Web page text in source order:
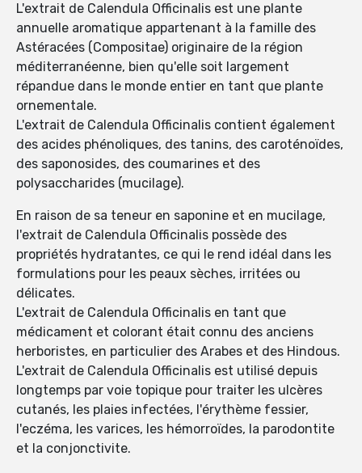
L'extrait de Calendula Officinalis est une plante
annuelle aromatique appartenant à la famille des
Astéracées (Compositae) originaire de la région
méditerranéenne, bien qu'elle soit largement
répandue dans le monde entier en tant que plante
ornementale.
L'extrait de Calendula Officinalis contient également
des acides phénoliques, des tanins, des caroténoïdes,
des saponosides, des coumarines et des
polysaccharides (mucilage).
En raison de sa teneur en saponine et en mucilage,
l'extrait de Calendula Officinalis possède des
propriétés hydratantes, ce qui le rend idéal dans les
formulations pour les peaux sèches, irritées ou
délicates.
L'extrait de Calendula Officinalis en tant que
médicament et colorant était connu des anciens
herboristes, en particulier des Arabes et des Hindous.
L'extrait de Calendula Officinalis est utilisé depuis
longtemps par voie topique pour traiter les ulcères
cutanés, les plaies infectées, l'érythème fessier,
l'eczéma, les varices, les hémorroïdes, la parodontite
et la conjonctivite.